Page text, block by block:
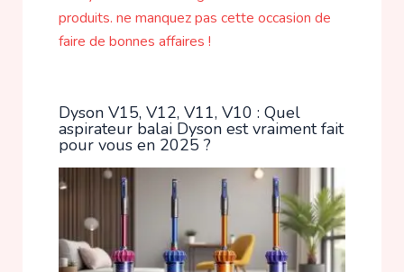
Dyson V15, V12, V11, V10 : Quel
aspirateur balai Dyson est vraiment fait
pour vous en 2025 ?